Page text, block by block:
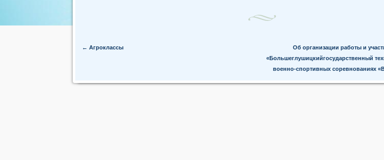
Post navigation
← Агроклассы
Об организации работы и
«Большеглушицкийгосударственный
военно-спортивных соревнованиях